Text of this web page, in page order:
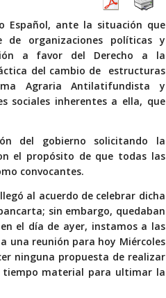
Español, ante la situación que
organizaciones políticas y
a favor del Derecho a la
del cambio de estructuras
Agraria Antilatifundista y
sociales inherentes a ella, que
del gobierno solicitando la
el propósito de que todas las
convocantes.
al acuerdo de celebrar dicha
sin embargo, quedaban
el día de ayer, instamos a las
una reunión para hoy Miércoles
ninguna propuesta de realizar
tiempo material para ultimar la